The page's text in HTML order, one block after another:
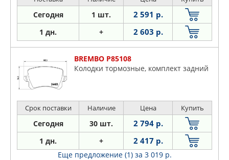
Сегодня 1 шт. 2 591 р.
1 дн. + 2 603 р.
BREMBO P85108
Колодки тормозные, комплект задний
Срок поставки Наличие Цена Купить
Сегодня 30 шт. 2 794 р.
1 дн. + 2 417 р.
Еще предложение (1) за 3 019 р.